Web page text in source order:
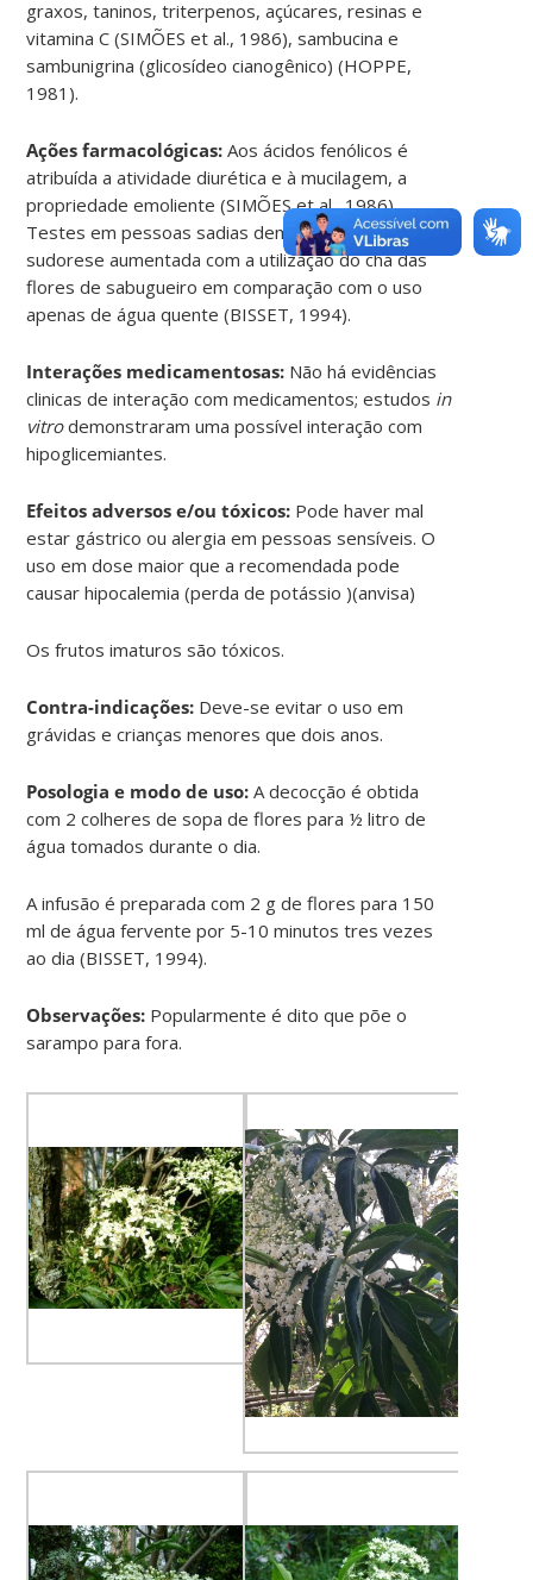
graxos, taninos, triterpenos, açúcares, resinas e
vitamina C (SIMÕES et al., 1986), sambucina e
sambunigrina (glicosídeo cianogênico) (HOPPE,
1981).
Ações farmacológicas: Aos ácidos fenólicos é
atribuída a atividade diurética e à mucilagem, a
propriedade emoliente (SIMÕES et al., 1986).
Testes em pessoas sadias demonstraram uma
sudorese aumentada com a utilização do chá das
flores de sabugueiro em comparação com o uso
apenas de água quente (BISSET, 1994).
Interações medicamentosas: Não há evidências
clinicas de interação com medicamentos; estudos in
vitrodemonstraram uma possível interação com
hipoglicemiantes.
Efeitos adversos e/ou tóxicos: Pode haver mal
estar gástrico ou alergia em pessoas sensíveis. O
uso em dose maior que a recomendada pode
causar hipocalemia (perda de potássio )(anvisa)
Os frutos imaturos são tóxicos.
Contra-indicações: Deve-se evitar o uso em
grávidas e crianças menores que dois anos.
Posologia e modo de uso: A decocção é obtida
com 2 colheres de sopa de flores para ½ litro de
água tomados durante o dia.
A infusão é preparada com 2 g de flores para 150
ml de água fervente por 5-10 minutos tres vezes
ao dia (BISSET, 1994).
Observações: Popularmente é dito que põe o
sarampo para fora.